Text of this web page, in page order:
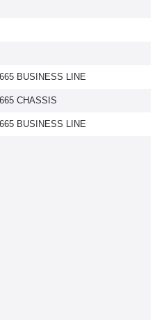
BUSINESS LINE
CHASSIS
BUSINESS LINE